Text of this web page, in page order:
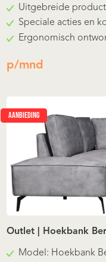
Uitgebreide
Speciale acties en
Ergonomisch
p/mnd
AANBIEDING
Outlet | Hoekbank
Model: Hoekbank